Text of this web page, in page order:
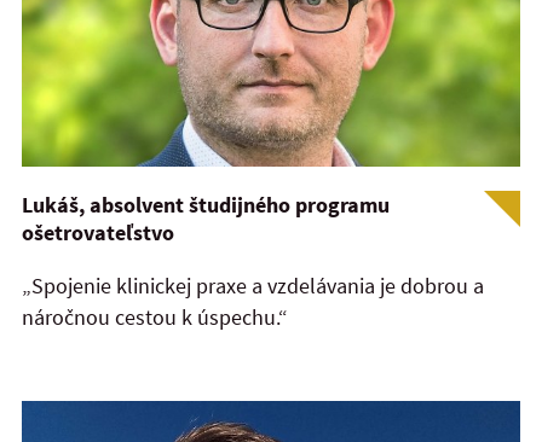
Lukáš, absolvent študijného programu
ošetrovateľstvo
„Spojenie klinickej praxe a vzdelávania je dobrou a
náročnou cestou k úspechu.“